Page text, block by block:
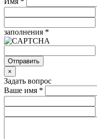
заполнения *
Отправить
×
Задать вопрос
Ваше имя *